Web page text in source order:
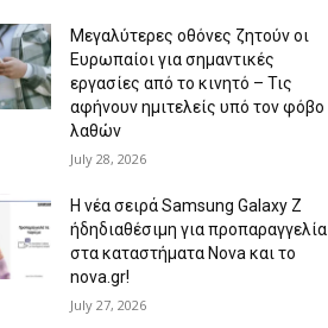
Μεγαλύτερες οθόνες ζητούν οι
Ευρωπαίοι για σημαντικές
εργασίες από το κινητό – Τις
αφήνουν ημιτελείς υπό τον φόβο
λαθών
July 28, 2026
Η νέα σειρά Samsung Galaxy Ζ
ήδηδιαθέσιμη για προπαραγγελία
στα καταστήματα Nova και το
nova.gr!
July 27, 2026